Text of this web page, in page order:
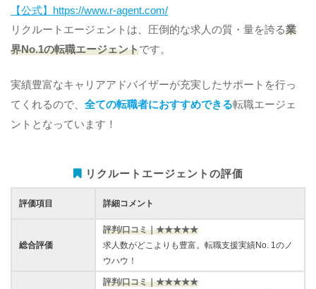
【公式】https://www.r-agent.com/
リクルートエージェントは、圧倒的な求人の質・量を誇る業
界No.1の転職エージェントです。
実績豊富なキャリアアドバイザーが充実したサポートを行っ
てくれるので、 全ての転職者におすすめできる転職エージェ
ントとなっています！
リクルートエージェントの評価
評価項目 詳細コメント
総合評価
評判/口コミ｜★★★★★
求人数がどこよりも豊富。転職支援実績No. 1のノ
ウハウ！
評判/口コミ｜★★★★★